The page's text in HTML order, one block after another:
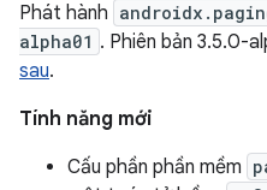
Phát hành
alpha01 . Phiên bản 3.5.0-
sau.
Tính năng mới
Cấu phần phần mềm